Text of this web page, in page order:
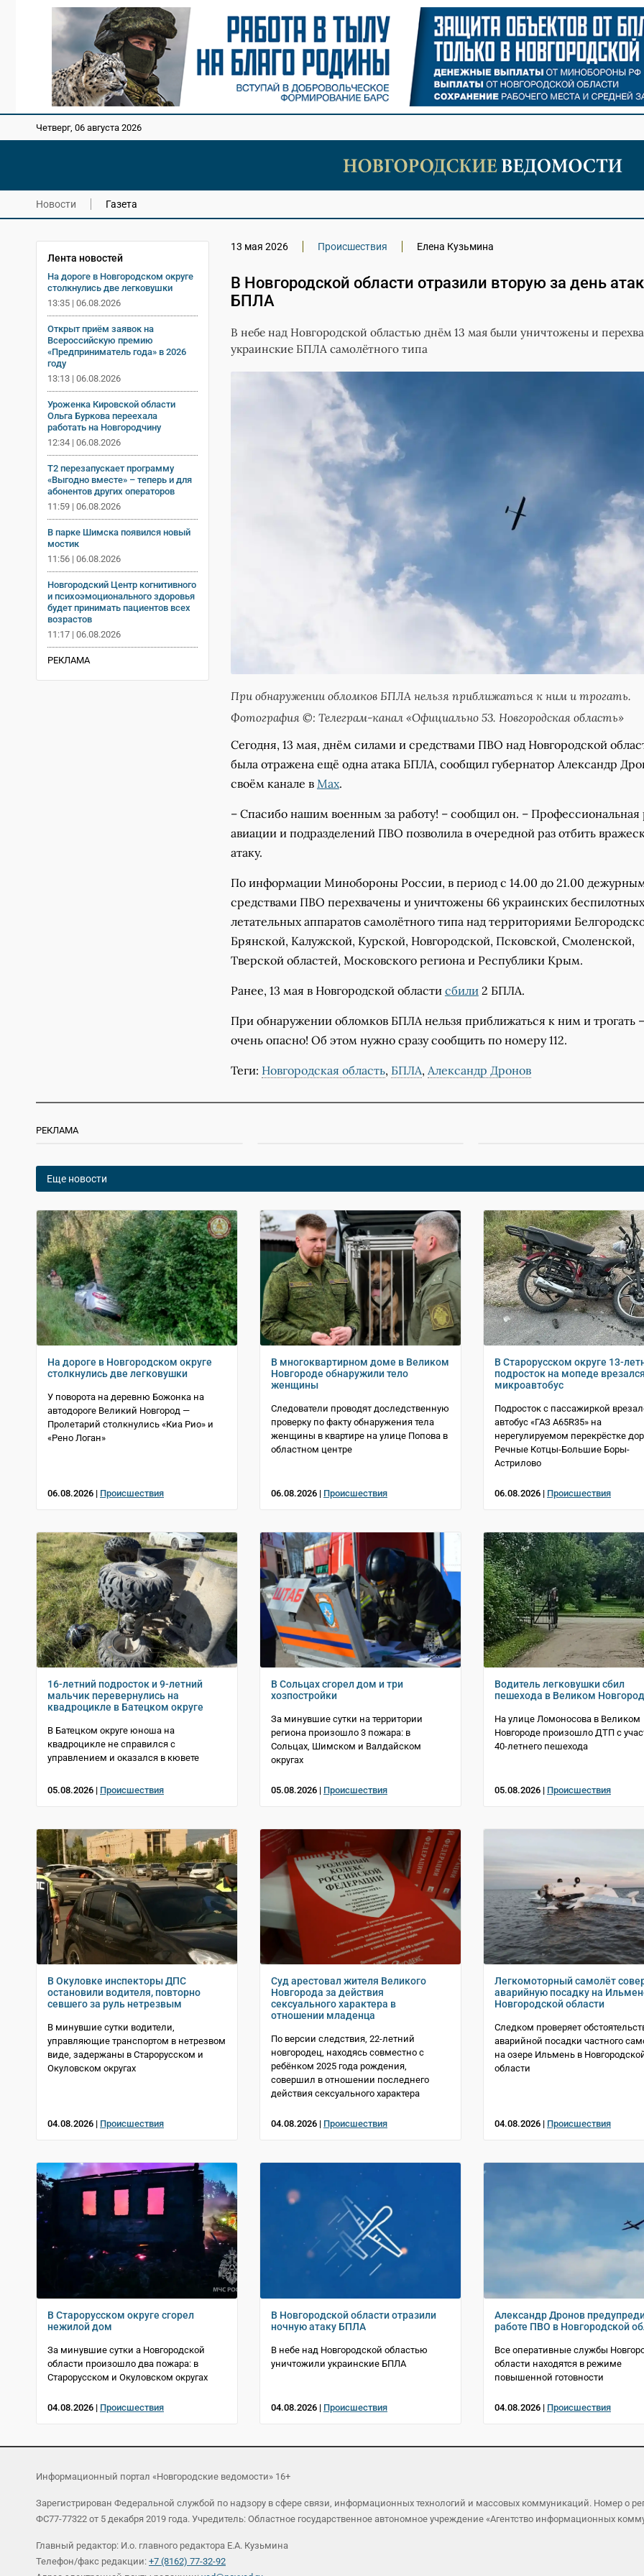
Четверг, 06 августа 2026
Новости Газета
Лента новостей
На дороге в Новгородском округе
столкнулись две легковушки
13:35 | 06.08.2026
Открыт приём заявок на
Всероссийскую премию
«Предприниматель года» в 2026
году
13:13 | 06.08.2026
Уроженка Кировской области
Ольга Буркова переехала
работать на Новгородчину
12:34 | 06.08.2026
Т2 перезапускает программу
«Выгодно вместе» – теперь и для
абонентов других операторов
11:59 | 06.08.2026
В парке Шимска появился новый
мостик
11:56 | 06.08.2026
Новгородский Центр когнитивного
и психоэмоционального здоровья
будет принимать пациентов всех
возрастов
11:17 | 06.08.2026
РЕКЛАМА
13 мая 2026 Происшествия Елена Кузьмина
В Новгородской области отразили вторую за день
БПЛА
В небе над Новгородской областью днём 13 мая были уничтожены и
украинские БПЛА самолётного типа
При обнаружении обломков БПЛА нельзя приближаться к ним и трогать.
Фотография ©: Телеграм-канал «Официально 53. Новгородская область»
Сегодня, 13 мая, днём силами и средствами ПВО над Новгородской
была отражена ещё одна атака БПЛА, сообщил губернатор Александр
своём канале в Max.
– Спасибо нашим военным за работу! – сообщил он. – Профессиональная
авиации и подразделений ПВО позволила в очередной раз отбить
атаку.
По информации Минобороны России, в период с 14.00 до 21.00
средствами ПВО перехвачены и уничтожены 66 украинских беспилотных
летательных аппаратов самолётного типа над территориями
Брянской, Калужской, Курской, Новгородской, Псковской, Смоленской,
Тверской областей, Московского региона и Республики Крым.
Ранее, 13 мая в Новгородской области сбили2 БПЛА.
При обнаружении обломков БПЛА нельзя приближаться к ним и трогать
очень опасно! Об этом нужно сразу сообщить по номеру 112.
Теги: Новгородская область, БПЛА, Александр Дронов
РЕКЛАМА
Еще новости
На дороге в Новгородском округе
столкнулись две легковушки
У поворота на деревню Божонка на
автодороге Великий Новгород —
Пролетарий столкнулись «Киа Рио» и
«Рено Логан»
06.08.2026 | Происшествия
В многоквартирном доме в Великом
Новгороде обнаружили тело
женщины
Следователи проводят доследственную
проверку по факту обнаружения тела
женщины в квартире на улице Попова в
областном центре
06.08.2026 | Происшествия
В Старорусском округе 13-
подросток на мопеде
микроавтобус
Подросток с пассажиркой
автобус «ГАЗ A65R35» на
нерегулируемом перекрёстке
Речные Котцы-Большие Боры-
Астрилово
06.08.2026 | Происшествия
16-летний подросток и 9-летний
мальчик перевернулись на
квадроцикле в Батецком округе
В Батецком округе юноша на
квадроцикле не справился с
управлением и оказался в кювете
05.08.2026 | Происшествия
В Сольцах сгорел дом и три
хозпостройки
За минувшие сутки на территории
региона произошло 3 пожара: в
Сольцах, Шимском и Валдайском
округах
05.08.2026 | Происшествия
Водитель легковушки сбил
пешехода в Великом
На улице Ломоносова в Великом
Новгороде произошло ДТП с
40-летнего пешехода
05.08.2026 | Происшествия
В Окуловке инспекторы ДПС
остановили водителя, повторно
севшего за руль нетрезвым
В минувшие сутки водители,
управляющие транспортом в нетрезвом
виде, задержаны в Старорусском и
Окуловском округах
04.08.2026 | Происшествия
Суд арестовал жителя Великого
Новгорода за действия
сексуального характера в
отношении младенца
По версии следствия, 22-летний
новгородец, находясь совместно с
ребёнком 2025 года рождения,
совершил в отношении последнего
действия сексуального характера
04.08.2026 | Происшествия
Легкомоторный самолёт
аварийную посадку на
Новгородской области
Следком проверяет
аварийной посадки частного
на озере Ильмень в
области
04.08.2026 | Происшествия
В Старорусском округе сгорел
нежилой дом
За минувшие сутки а Новгородской
области произошло два пожара: в
Старорусском и Окуловском округах
04.08.2026 | Происшествия
В Новгородской области отразили
ночную атаку БПЛА
В небе над Новгородской областью
уничтожили украинские БПЛА
04.08.2026 | Происшествия
Александр Дронов
работе ПВО в Новгородской
Все оперативные службы
области находятся в режиме
повышенной готовности
04.08.2026 | Происшествия
Информационный портал «Новгородские ведомости» 16+
Зарегистрирован Федеральной службой по надзору в сфере связи, информационных технологий и массовых коммуникаций. Номер о
ФС77-77322 от 5 декабря 2019 года. Учредитель: Областное государственное автономное учреждение «Агентство информационных
Главный редактор: И.о. главного редактора Е.А. Кузьмина
Телефон/факс редакции: +7 (8162) 77-32-92